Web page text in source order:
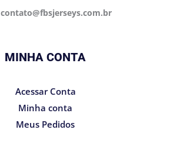
contato@fbsjerseys.com.br
MINHA CONTA
Acessar Conta
Minha conta
Meus Pedidos